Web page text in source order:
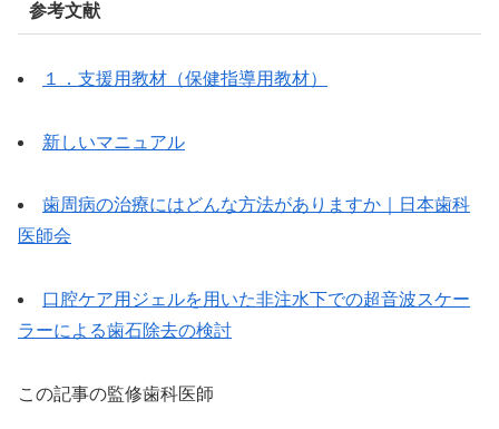
参考文献
１．支援用教材（保健指導用教材）
新しいマニュアル
歯周病の治療にはどんな方法がありますか｜日本歯科
医師会
口腔ケア用ジェルを用いた非注水下での超音波スケー
ラーによる歯石除去の検討
この記事の監修歯科医師